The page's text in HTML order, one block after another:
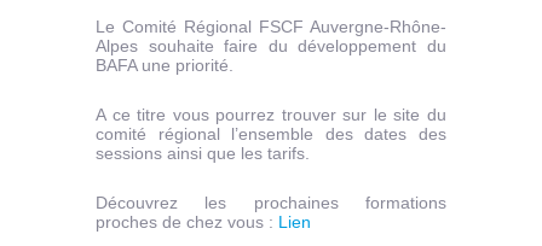
Le Comité Régional FSCF Auvergne-Rhône-
Alpes souhaite faire du développement du
BAFA une priorité.
A ce titre vous pourrez trouver sur le site du
comité régional l’ensemble des dates des
sessions ainsi que les tarifs.
Découvrez les prochaines formations
proches de chez vous : Lien